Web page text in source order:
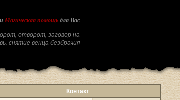
и Магическая помощь для Вас
отворот, заговор на
снятие венца безбрачия
Контакт